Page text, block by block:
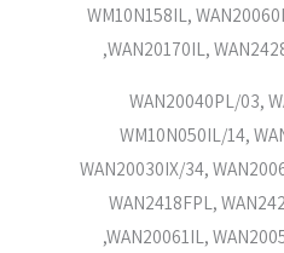
WM10N158IL,
WAN20170IL,
WAN20040PL/03,
WM10N050IL/14,
WAN20030IX/34,
WAN2418FPL,
,WAN20061IL,